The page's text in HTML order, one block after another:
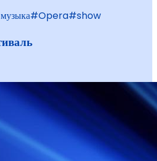
#Opera#show